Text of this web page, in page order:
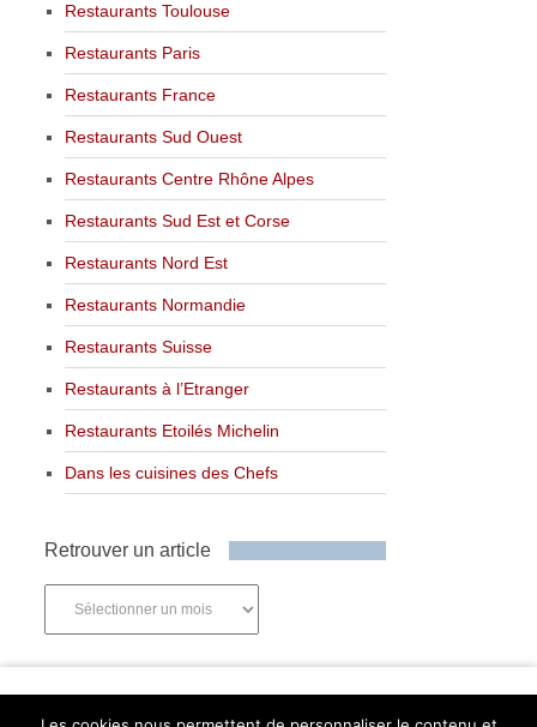
Restaurants Toulouse
Restaurants Paris
Restaurants France
Restaurants Sud Ouest
Restaurants Centre Rhône Alpes
Restaurants Sud Est et Corse
Restaurants Nord Est
Restaurants Normandie
Restaurants Suisse
Restaurants à l’Etranger
Restaurants Etoilés Michelin
Dans les cuisines des Chefs
Retrouver un article